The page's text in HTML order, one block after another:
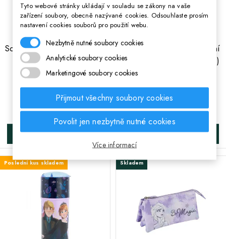
Scrunchies gumičky do vlasů
5ks DISNEY FROZEN,
2500001912
Cena
189 Kč
DO KOŠÍKA
; Zimní set v dárkovém balení
(čepice, nákrčník, rukavice)
2200007938
Cena
427 Kč
DO KOŠÍKA
Poslední kus skladem Skladem
Tyto webové stránky ukládají v souladu se zákony na vaše
zařízení soubory, obecně nazývané cookies. Odsouhlaste prosím
nastavení cookies souborů pro použití webu.
Nezbytně nutné soubory cookies
Analytické soubory cookies
Marketingové soubory cookies
Přijmout všechny soubory cookies
Povolit jen nezbytně nutné cookies
Více informací